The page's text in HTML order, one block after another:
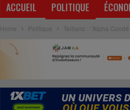
ACCUEIL POLITIQUE
Home Politique Telliano : ‘’Alpha